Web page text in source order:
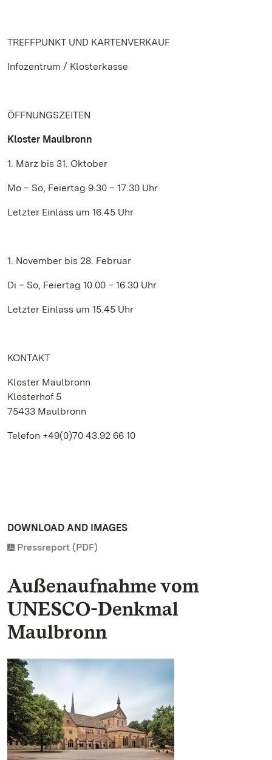
TREFFPUNKT UND KARTENVERKAUF
Infozentrum / Klosterkasse
ÖFFNUNGSZEITEN
Kloster Maulbronn
1. März bis 31. Oktober
Mo – So, Feiertag 9.30 – 17.30 Uhr
Letzter Einlass um 16.45 Uhr
1. November bis 28. Februar
Di – So, Feiertag 10.00 – 16.30 Uhr
Letzter Einlass um 15.45 Uhr
KONTAKT
Kloster Maulbronn
Klosterhof 5
75433 Maulbronn
Telefon +49(0)70 43.92 66 10
DOWNLOAD AND IMAGES
Pressreport (PDF)
Außenaufnahme vom
UNESCO-Denkmal
Maulbronn